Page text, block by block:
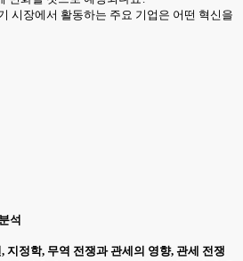
시장에서 활동하는 주요 기업은 어떤 혁신을
석
지정학, 무역 전쟁과 관세의 영향, 관세 전쟁